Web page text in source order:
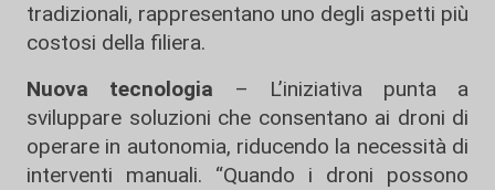
tradizionali, rappresentano uno degli aspetti più
costosi della filiera.
Nuova tecnologia – L’iniziativa punta a
sviluppare soluzioni che consentano ai droni di
operare in autonomia, riducendo la necessità di
interventi manuali. “Quando i droni possono